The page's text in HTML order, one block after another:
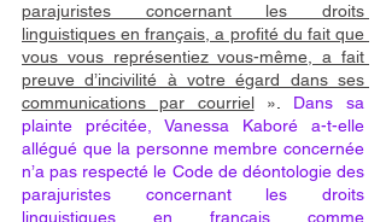
parajuristes concernant les droits
linguistiques en français, a profité du fait que
vous vous représentiez vous-même, a fait
preuve d’incivilité à votre égard dans ses
communications par courriel »
Dans sa
plainte précitée, Vanessa Kaboré a-t-elle
allégué que la personne membre concernée
n’a pas respecté le Code de déontologie des
parajuristes concernant les droits
linguistiques en français comme